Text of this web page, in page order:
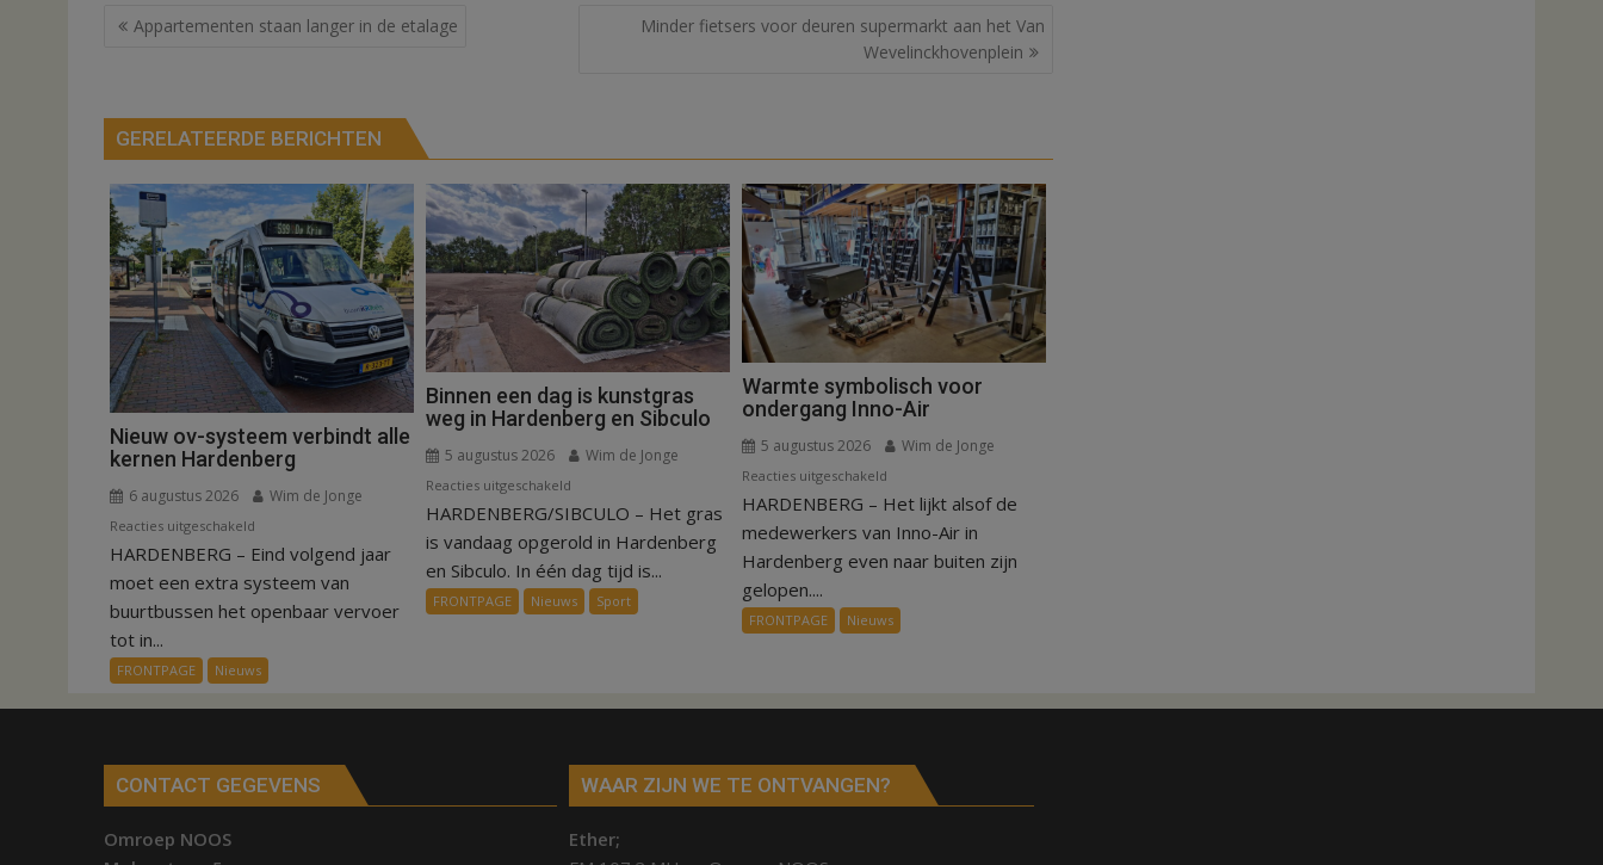
Bericht
Appartementen staan langer in de etalage
Minder fietsers voor deuren supermarkt aan het Van
Wevelinckhovenplein
GERELATEERDE BERICHTEN
Nieuw ov-systeem verbindt alle
kernen Hardenberg
6 augustus 2026 Wim de Jonge
Reacties uitgeschakeld
Nieuw
ov-
systeem
alle
kernen
Hardenberg
HARDENBERG – Eind volgend jaar
moet een extra systeem van
buurtbussen het openbaar vervoer
tot in...
FRONTPAGE Nieuws
Binnen een dag is kunstgras
weg in Hardenberg en Sibculo
5 augustus 2026 Wim de Jonge
Reacties uitgeschakeld
Binnen
een
dag
is
kunstgras
HARDENBERG/SIBCULO – Het gras
is vandaag opgerold in Hardenberg
en Sibculo. In één dag tijd is...
FRONTPAGE Nieuws Sport
Warmte symbolisch voor
ondergang Inno-Air
5 augustus 2026 Wim de Jonge
Reacties uitgeschakeld
Warmte
symbolisch
Inno-
Air
HARDENBERG – Het lijkt alsof de
medewerkers van Inno-Air in
Hardenberg even naar buiten zijn
gelopen....
FRONTPAGE Nieuws
CONTACT GEGEVENS
Omroep NOOS
WAAR ZIJN WE TE ONTVANGEN?
Ether;